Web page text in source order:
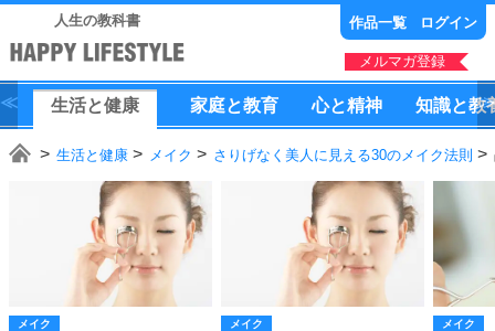
人生の教科書 作品一覧 ログイン
メルマガ登録
生活と健康 家庭と教育 心と精神 知識と教
生活と健康 メイク さりげなく美人に見える30のメイク法則
メイク メイク メイク